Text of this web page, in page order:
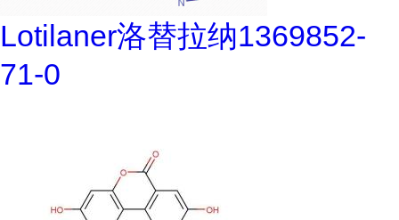
Lotilaner洛替拉纳1369852-
71-0